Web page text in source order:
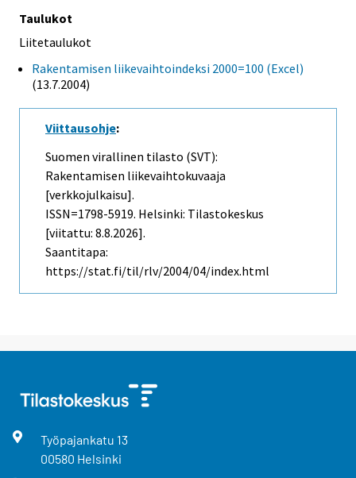
Taulukot
Liitetaulukot
Rakentamisen liikevaihtoindeksi 2000=100 (Excel)
(13.7.2004)
Viittausohje:
Suomen virallinen tilasto (SVT):
Rakentamisen liikevaihtokuvaaja
[verkkojulkaisu].
ISSN=1798-5919. Helsinki: Tilastokeskus
[viitattu: 8.8.2026].
Saantitapa:
https://stat.fi/til/rlv/2004/04/index.html
Työpajankatu 13
00580 Helsinki